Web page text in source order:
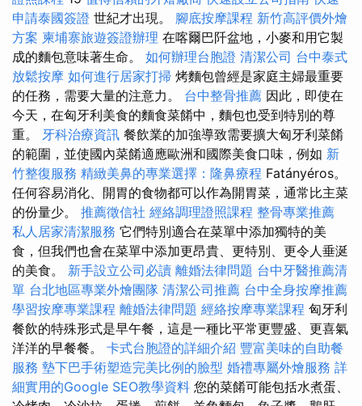
申請泰國簽證 世紀才出現。 腳底按摩課程 新竹高評價外燴
方案 柬埔寨旅遊簽證辦理 在喀爾巴阡盆地，小麥和用它製
成的麵包意味著生命。 如何辦理台胞證 清潔公司 台中泰式
放鬆按摩 如何進行居家打掃 烤麵包曾經是家庭主婦最重要
的任務，需要大量的注意力。 台中整骨推薦 因此，即使在
今天，在匈牙利美食的麵食菜餚中，麵包也受到特別的尊
重。 牙科治療資訊 餐飲業的加強導致需要擴大匈牙利菜餚
的範圍，並使國內菜餚適應歐洲和國際美食口味，例如 新
竹整復服務 精緻美鼻的專業選擇：隆鼻療程 Fatányéros。
任何容易消化、開胃的食物都可以作為開胃菜，通常比主菜
的份量少。 推薦徵信社 經絡調理證照課程 整骨專業推薦
私人居家清潔服務 它們特別適合在菜單中添加獨特的美
食，但我們也會在菜單中添加更昂貴、更特別、更令人垂涎
的美食。 新手設立公司必讀 離婚法律問題 台中牙醫推薦清
單 台北地區專業外燴團隊 清潔公司推薦 台中全身按摩推薦
學習按摩專業課程 離婚法律問題 經絡按摩專業課程 匈牙利
餐飲的特殊形式是早午餐，這是一種比平常更豐盛、更喜氣
洋洋的早餐餐。 卡式台胞證的詳細介紹 豐富美味的自助餐
服務 墊下巴手術塑造完美比例的臉型 婚禮專屬外燴服務 詳
細實用的Google SEO教學資料 您的菜餚可能包括水煮蛋、